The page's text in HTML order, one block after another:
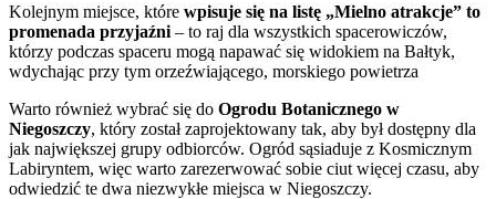
Kolejnym miejsce, które wpisuje się na listę „Mielno atrakcje” to
promenada przyjaźni – to raj dla wszystkich spacerowiczów,
którzy podczas spaceru mogą napawać się widokiem na Bałtyk,
wdychając przy tym orzeźwiającego, morskiego powietrza
Warto również wybrać się do Ogrodu Botanicznego w
Niegoszczy, który został zaprojektowany tak, aby był dostępny dla
jak największej grupy odbiorców. Ogród sąsiaduje z Kosmicznym
Labiryntem, więc warto zarezerwować sobie ciut więcej czasu, aby
odwiedzić te dwa niezwykłe miejsca w Niegoszczy.